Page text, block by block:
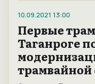
10.09.2021 13:00
Первые
Таганроге
трамвайной